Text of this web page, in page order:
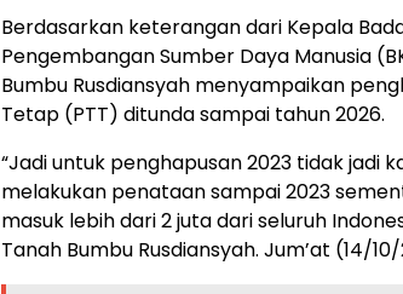
Berdasarkan keterangan dari Kepala
Pengembangan Sumber Daya Manusia
Bumbu Rusdiansyah menyampaikan
Tetap (PTT) ditunda sampai tahun 2026.
“Jadi untuk penghapusan 2023 tidak jadi
melakukan penataan sampai 2023
masuk lebih dari 2 juta dari seluruh
Tanah Bumbu Rusdiansyah. Jum’at (14/